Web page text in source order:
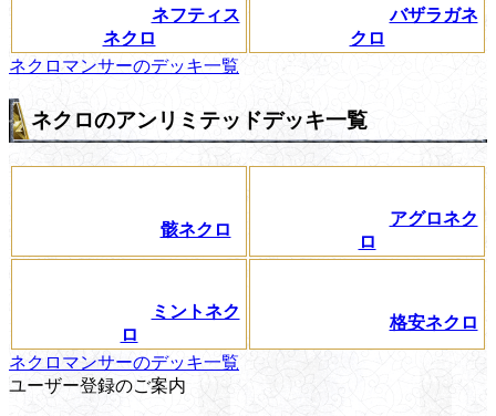
ネフティス
ネクロ
バザラガネ
クロ
ネクロマンサーのデッキ一覧
ネクロのアンリミテッドデッキ一覧
骸ネクロ
アグロネク
ロ
ミントネク
ロ
格安ネクロ
ネクロマンサーのデッキ一覧
ユーザー登録のご案内